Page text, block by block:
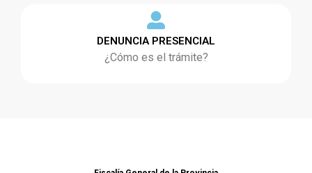
DENUNCIA PRESENCIAL
¿Cómo es el trámite?